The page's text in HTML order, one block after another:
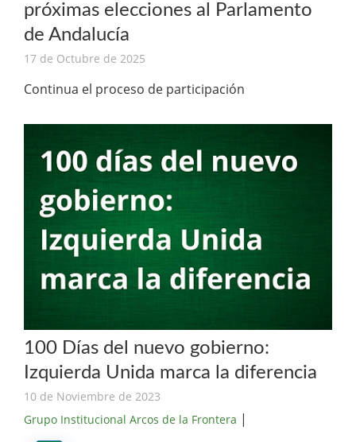
próximas elecciones al Parlamento
de Andalucía
17 de Octubre de 2025
Continua el proceso de participación
100 Días del nuevo gobierno:
Izquierda Unida marca la diferencia
10 de Noviembre de 2023
Grupo Institucional Arcos de la Frontera |